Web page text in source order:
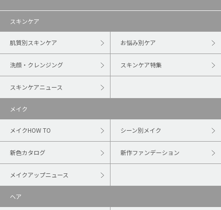
スキンケア
肌質別スキンケア お悩み別ケア
洗顔・クレンジング スキンケア特集
スキンケアニュース
メイク
メイクHOW TO シーン別メイク
新色カタログ 新作ファンデーション
メイクアップニュース
ヘア